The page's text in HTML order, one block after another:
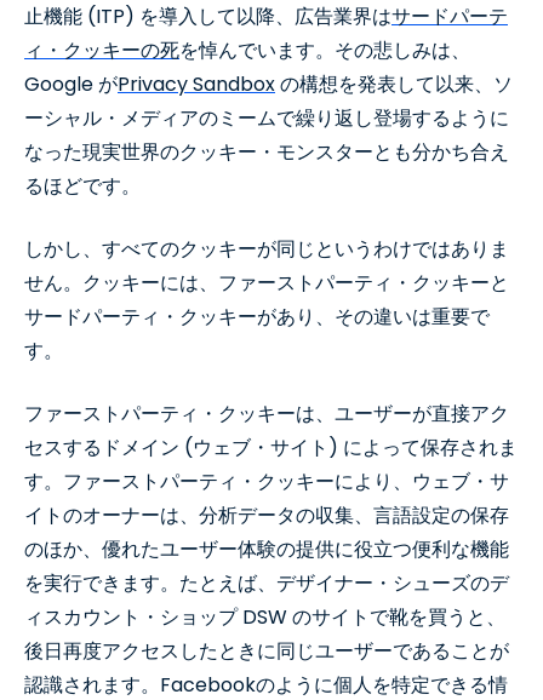
止機能 (ITP) を導入して以降、広告業界はサードパーテ
ィ・クッキーの死を悼んでいます。その悲しみは、
Google がPrivacy Sandboxの構想を発表して以来、ソ
ーシャル・メディアのミームで繰り返し登場するように
なった現実世界のクッキー・モンスターとも分かち合え
るほどです。
しかし、すべてのクッキーが同じというわけではありま
せん。クッキーには、ファーストパーティ・クッキーと
サードパーティ・クッキーがあり、その違いは重要で
す。
ファーストパーティ・クッキーは、ユーザーが直接アク
セスするドメイン (ウェブ・サイト) によって保存されま
す。ファーストパーティ・クッキーにより、ウェブ・サ
イトのオーナーは、分析データの収集、言語設定の保存
のほか、優れたユーザー体験の提供に役立つ便利な機能
を実行できます。たとえば、デザイナー・シューズのデ
ィスカウント・ショップ DSW のサイトで靴を買うと、
後日再度アクセスしたときに同じユーザーであることが
認識されます。Facebookのように個人を特定できる情